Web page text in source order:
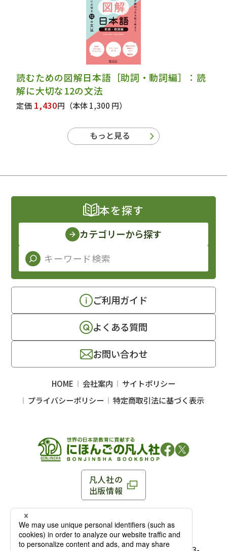
読むための図解日本語［助詞・動詞編］：読
解に大切な12の文法
定価 1,430円 （本体 1,300 円）
もっと見る
凡人社の
出版情報
〒102-0093 東京都千代田区平河町 1-3-13 8F
TEL：03-3263-3959／FAX：03-3263-3116
本を探す
カテゴリーから探す
ご利用ガイド
よくある質問
お問い合わせ
HOME 会社案内
サイトポリシー
プライバシーポリシー
特定商取引法に基づく表示